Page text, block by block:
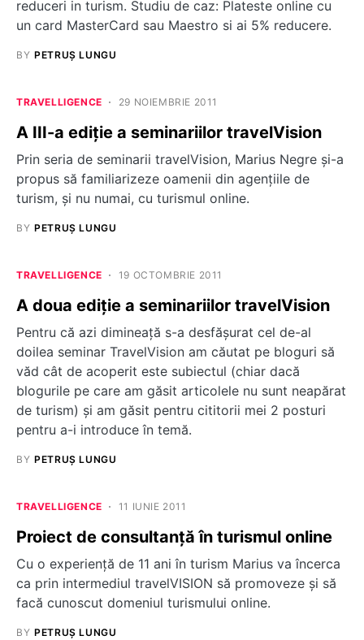
reduceri in turism. Studiu de caz: Plateste online cu
un card MasterCard sau Maestro si ai 5% reducere.
BY PETRUȘ LUNGU
TRAVELLIGENCE 29 NOIEMBRIE 2011
A III-a ediție a seminariilor travelVision
Prin seria de seminarii travelVision, Marius Negre și-a
propus să familiarizeze oamenii din agențiile de
turism, și nu numai, cu turismul online.
BY PETRUȘ LUNGU
TRAVELLIGENCE 19 OCTOMBRIE 2011
A doua ediție a seminariilor travelVision
Pentru că azi dimineață s-a desfășurat cel de-al
doilea seminar TravelVision am căutat pe bloguri să
văd cât de acoperit este subiectul (chiar dacă
blogurile pe care am găsit articolele nu sunt neapărat
de turism) și am găsit pentru cititorii mei 2 posturi
pentru a-i introduce în temă.
BY PETRUȘ LUNGU
TRAVELLIGENCE 11 IUNIE 2011
Proiect de consultanţă în turismul online
Cu o experienţă de 11 ani în turism Marius va încerca
ca prin intermediul travelVISION să promoveze şi să
facă cunoscut domeniul turismului online.
BY PETRUȘ LUNGU